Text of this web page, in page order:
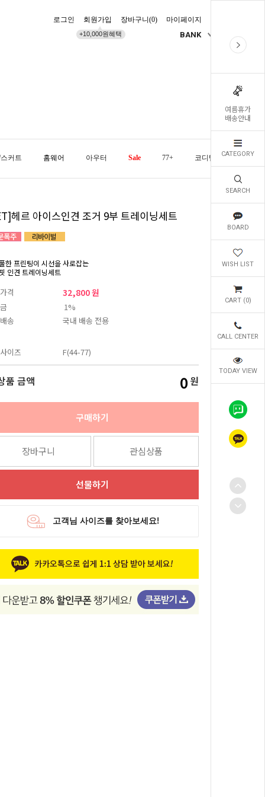
여름휴가
배송안내
CATEGORY
SEARCH
BOARD
WISH LIST
CART (0)
CALL CENTER
TODAY VIEW
로그인 회원가입
+10,000원혜택
장바구니(0) 마이페이지
BANK
커트 홈웨어 아우터 Sale 77+ 코디템 오늘발송
헤르 아이스인견 조거 9부 트레이닝세트
한 프린팅이 시선을 사로잡는
인견 트레이닝세트
격 32,800 원
1%
송
국내 배송 전용
이즈 F(44-77)
품 금액 0 원
구매하기
장바구니 관심상품
선물하기